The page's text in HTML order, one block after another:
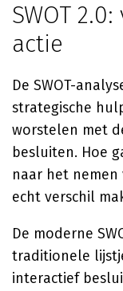
SWOT
actie
De SWOT-
strategische
worstelen met
besluiten. Hoe
naar het nemen
echt verschil
De moderne
traditionele
interactief